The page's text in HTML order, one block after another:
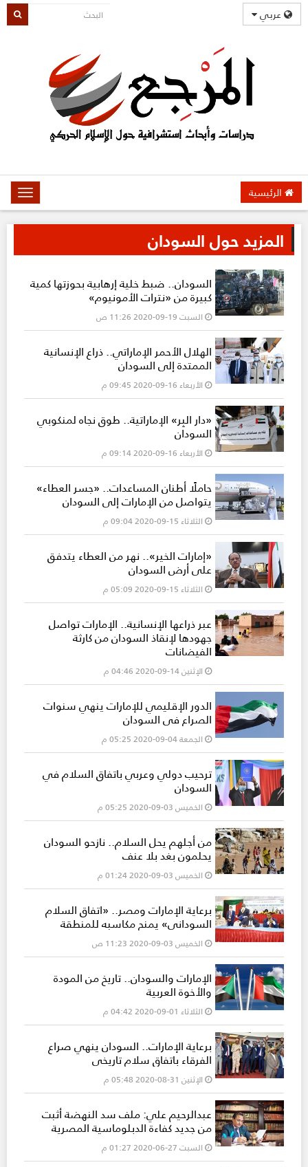
عربي
الرئيسية
المزيد حول السودان
السودان.. ضبط خلية إرهابية بحوزتها كمية
كبيرة من «نترات الأمونيوم»
السبت 19-09-2020 11:26 ص
الهلال الأحمر الإماراتي.. ذراع الإنسانية
الممتدة إلى السودان
الأربعاء 16-09-2020 09:45 م
«دار البِر» الإماراتية.. طوق نجاه لمنكوبي
السودان
الأربعاء 16-09-2020 09:14 م
حاملًا أطنان المساعدات.. «جسر العطاء»
يتواصل من الإمارات إلى السودان
الثلاثاء 15-09-2020 09:04 م
«إمارات الخير».. نهر من العطاء يتدفق
على أرض السودان
الثلاثاء 15-09-2020 05:09 م
عبر ذراعها الإنسانية.. الإمارات تواصل
جهودها لإنقاذ السودان من كارثة
الفيضانات
الإثنين 14-09-2020 04:46 م
الدور الإقليمي للإمارات ينهي سنوات
الصراع في السودان
الجمعة 04-09-2020 05:25 م
ترحيب دولي وعربي باتفاق السلام في
السودان
الخميس 03-09-2020 05:25 م
من أجلهم يحل السلام.. نازحو السودان
يحلمون بغد بلا عنف
الخميس 03-09-2020 01:24 م
برعاية الإمارات ومصر.. «اتفاق السلام
السوداني» يمنح مكاسبه للمنطقة
الخميس 03-09-2020 11:23 ص
الإمارات والسودان.. تاريخ من المودة
والأخوة العربية
الثلاثاء 01-09-2020 04:42 م
برعاية الإمارات.. السودان ينهي صراع
الفرقاء باتفاق سلام تاريخي
الإثنين 31-08-2020 05:48 م
عبدالرحيم علي: ملف سد النهضة أثبت
من جديد كفاءة الدبلوماسية المصرية
السبت 27-06-2020 01:27 م